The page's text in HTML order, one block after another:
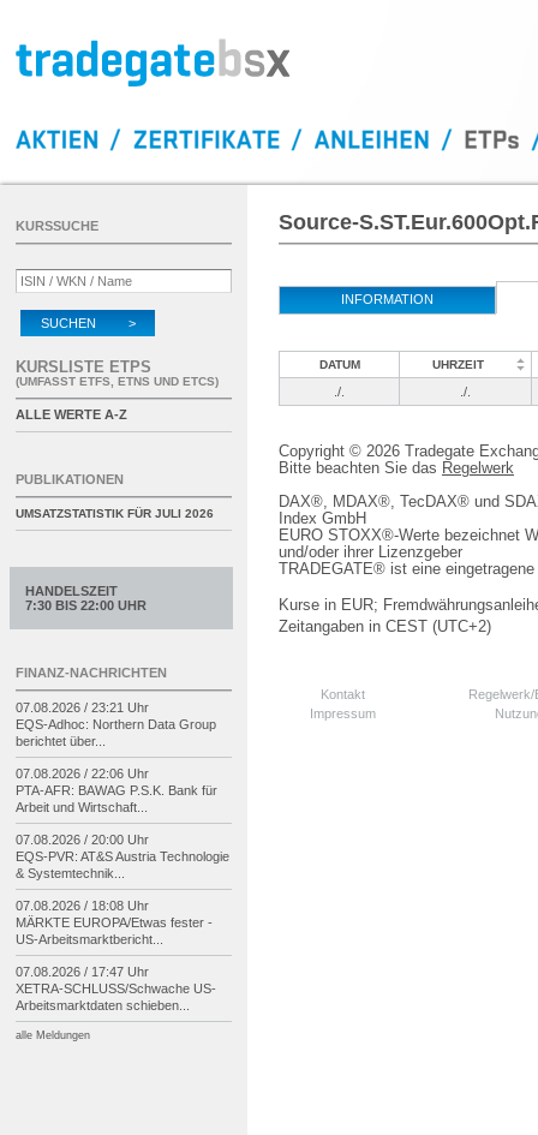
Source-
INFORMATION
DATUM UHRZEIT
./. ./.
Copyright © 2026 Tradegate
Bitte beachten Sie das Regelwerk
DAX®, MDAX®, TecDAX® und
Index GmbH
EURO STOXX®-Werte bezeichnet
und/oder ihrer Lizenzgeber
TRADEGATE® ist eine
Kurse in EUR;
Zeitangaben in CEST (UTC+2)
Kontakt
Impressum
KURSSUCHE
SUCHEN >
KURSLISTE ETPS
(UMFASST ETFS, ETNS UND ETCS)
ALLE WERTE A-Z
PUBLIKATIONEN
UMSATZSTATISTIK FÜR JULI 2026
HANDELSZEIT
7:30 BIS 22:00 UHR
FINANZ-NACHRICHTEN
07.08.2026 / 23:21 Uhr
EQS-Adhoc: Northern Data Group
berichtet über...
07.08.2026 / 22:06 Uhr
PTA-AFR: BAWAG P.S.K. Bank für
Arbeit und Wirtschaft...
07.08.2026 / 20:00 Uhr
EQS-PVR: AT&S Austria Technologie
& Systemtechnik...
07.08.2026 / 18:08 Uhr
MÄRKTE EUROPA/Etwas fester -
US-Arbeitsmarktbericht...
07.08.2026 / 17:47 Uhr
XETRA-SCHLUSS/Schwache US-
Arbeitsmarktdaten schieben...
alle Meldungen